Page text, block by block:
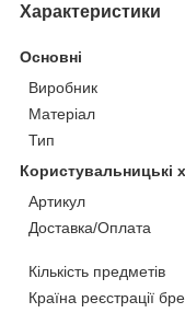
Характеристики
Основні
Виробник
Матеріал
Тип
Користувальницькі
Артикул
Доставка/Оплата
Кількість предметів
Країна реєстрації